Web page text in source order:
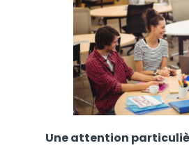
Une attention